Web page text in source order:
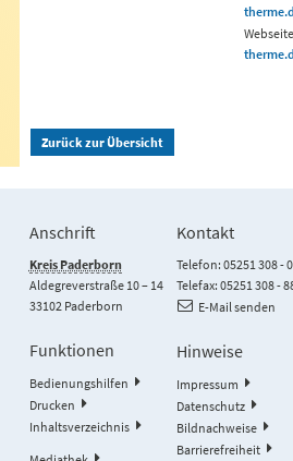
Zurück zur Übersicht
Anschrift
Kreis Paderborn
Aldegreverstraße 10 – 14
33102 Paderborn
Kontakt
Telefon: 05251 308 - 0
Telefax: 05251 308 -
E-Mail senden
Funktionen
Bedienungshilfen
Drucken
Inhaltsverzeichnis
Hinweise
Impressum
Datenschutz
Bildnachweise
Barrierefreiheit